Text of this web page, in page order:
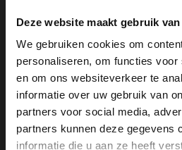
Deze website maakt gebruik
We gebruiken cookies om
personaliseren, om functies voor
en om ons websiteverkeer te
informatie over uw gebruik van
partners voor social media,
partners kunnen deze gegevens
informatie die u aan ze heeft
bewapening van Europa, En de
eerst dat ze bereid zijn om
meiden naar Oekraine te
vandaag nog van dit scenario
Mogen windturbines
huis komen te staan?